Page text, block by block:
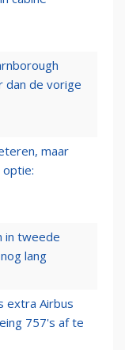
dan de vorige
maar
optie:
in tweede
lang
extra Airbus
757's af te